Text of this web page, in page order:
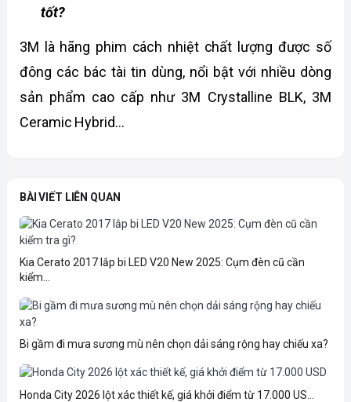
tốt?
3M là hãng phim cách nhiệt chất lượng được số
đông các bác tài tin dùng, nổi bật với nhiều dòng
Ceramic Hybrid…
BÀI VIẾT LIÊN QUAN
Kia Cerato 2017 lắp bi LED V20 New 2025: Cụm đèn cũ cần
kiểm...
Bi gầm đi mưa sương mù nên chọn dải sáng rộng hay chiếu xa?
Honda City 2026 lột xác thiết kế, giá khởi điểm từ 17.000 US...